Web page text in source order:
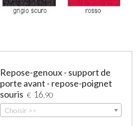
Repose-genoux - support de
porte avant - repose-poignet
souris € 16 ,90
Choisir >>